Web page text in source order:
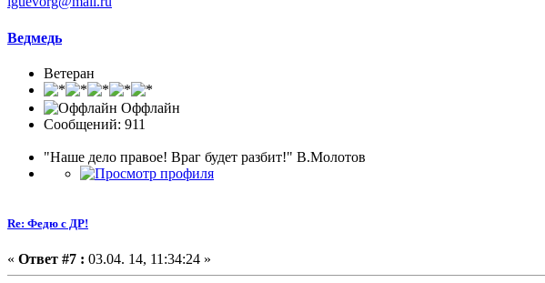
Ведмедь
Ветеран
Оффлайн
Сообщений: 911
"Наше дело правое! Враг будет разбит!" В.Молотов
Re: Федю с ДР!
« Ответ #7 : 03.04. 14, 11:34:24 »